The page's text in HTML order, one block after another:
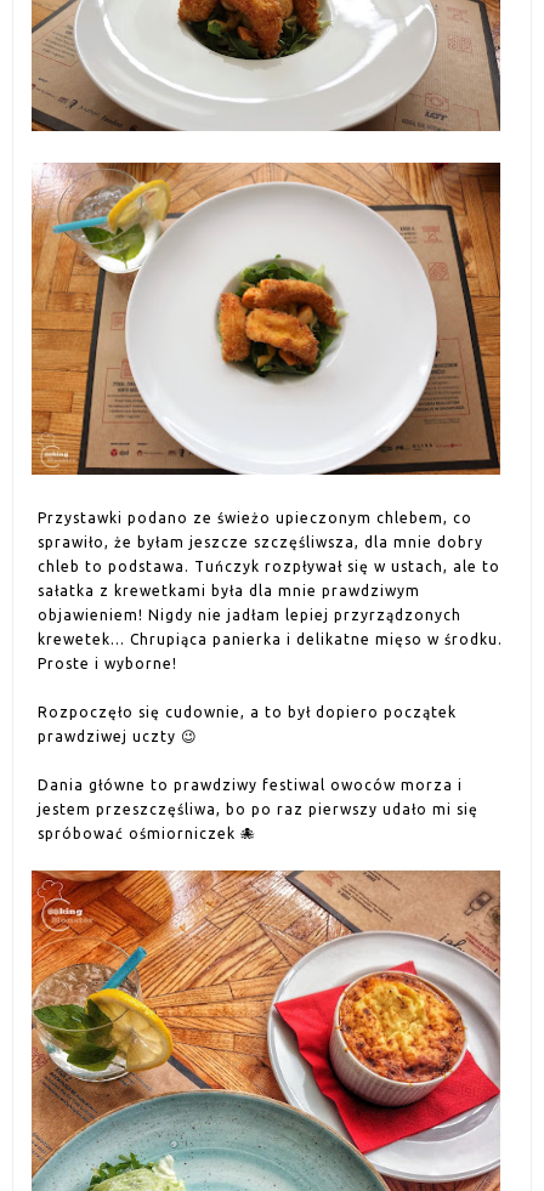
Przystawki podano ze świeżo upieczonym chlebem, co
sprawiło, że byłam jeszcze szczęśliwsza, dla mnie dobry
chleb to podstawa. Tuńczyk rozpływał się w ustach, ale to
sałatka z krewetkami była dla mnie prawdziwym
objawieniem! Nigdy nie jadłam lepiej przyrządzonych
krewetek... Chrupiąca panierka i delikatne mięso w środku.
Proste i wyborne!
Rozpoczęło się cudownie, a to był dopiero początek
prawdziwej uczty 😉
Dania główne to prawdziwy festiwal owoców morza i
jestem przeszczęśliwa, bo po raz pierwszy udało mi się
spróbować ośmiorniczek 🐙